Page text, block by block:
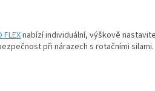
FLEXnabízí individuální, výškově
při nárazech s rotačními silami.